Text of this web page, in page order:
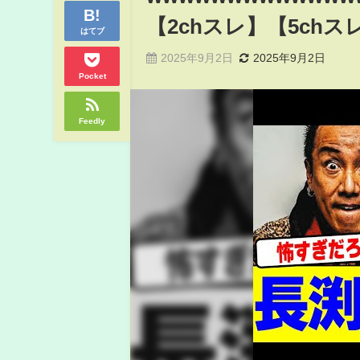
はてブ
Pocket
Feedly
【2chスレ】【5chス
2025年9月2日 2025年9月2日